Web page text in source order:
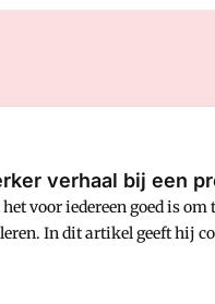
verhaal bij een
voor iedereen goed is om
In dit artikel geeft hij